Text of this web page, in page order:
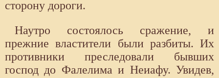
сторону дороги.
Наутро состоялось сражение, и
прежние властители были разбиты. Их
противники преследовали бывших
господ до Фалелима и Неиафу. Увидев,